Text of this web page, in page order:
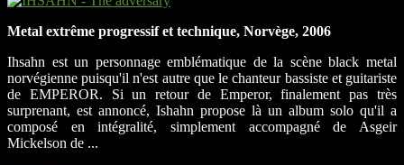
Metal extrême progressif et technique, Norvège, 2006
Ihsahn est un personnage emblématique de la scène black metal
norvégienne puisqu'il n'est autre que le chanteur bassiste et guitariste
de EMPEROR. Si un retour de Emperor, finalement pas très
surprenant, est annoncé, Ishahn propose là un album solo qu'il a
composé en intégralité, simplement accompagné de Asgeir
Mickelson de ...